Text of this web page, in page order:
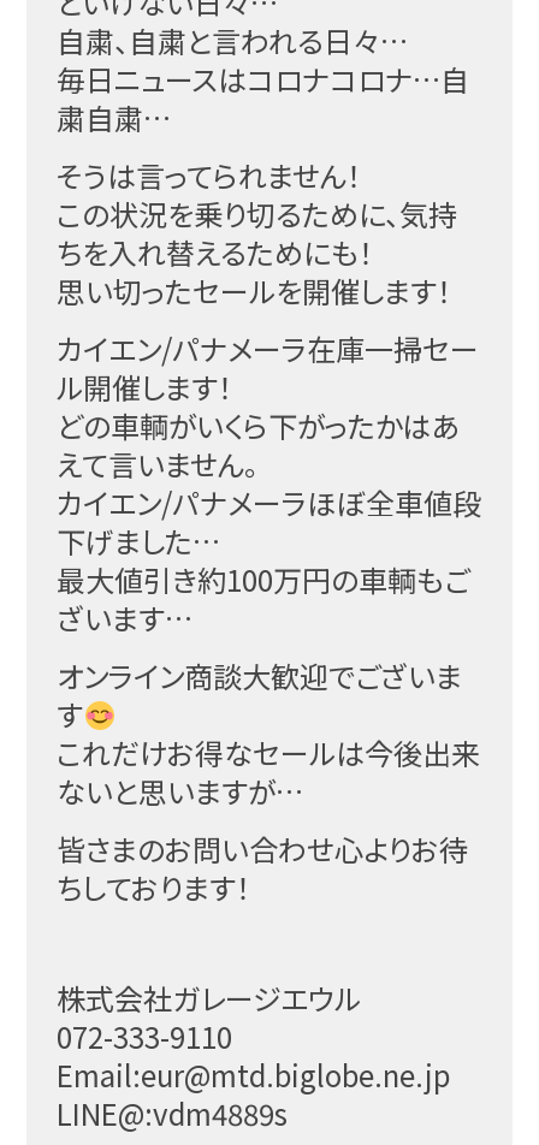
自粛、自粛と言われる日々…
毎日ニュースはコロナコロナ…自
粛自粛…
そうは言ってられません！
この状況を乗り切るために、気持
ちを入れ替えるためにも！
思い切ったセールを開催します！
カイエン/パナメーラ在庫一掃セー
ル開催します！
どの車輌がいくら下がったかはあ
えて言いません。
カイエン/パナメーラほぼ全車値段
下げました…
最大値引き約100万円の車輌もご
ざいます…
オンライン商談大歓迎でございま
す
これだけお得なセールは今後出来
ないと思いますが…
皆さまのお問い合わせ心よりお待
ちしております！
株式会社ガレージエウル
072-333-9110
Email:eur@mtd.biglobe.ne.jp
LINE@:vdm4889s